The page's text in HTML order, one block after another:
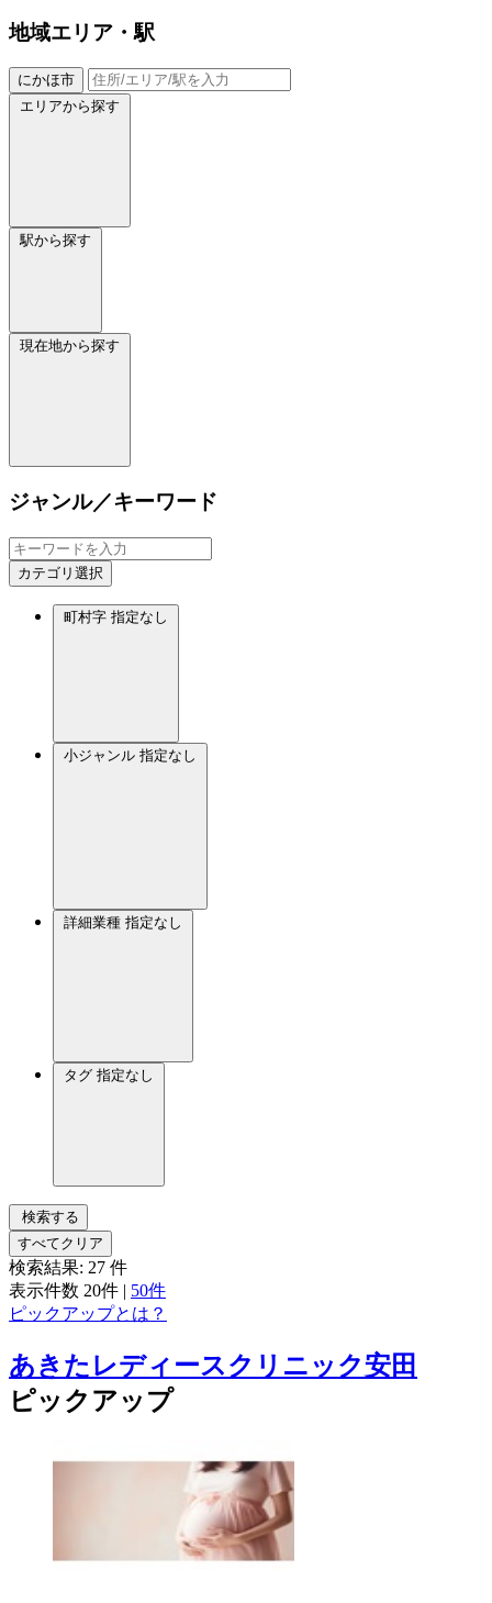
地域エリア・駅
にかほ市
エリアから探す
駅から探す
現在地から探す
ジャンル／キーワード
カテゴリ選択
町村字 指定なし
小ジャンル 指定なし
詳細業種 指定なし
タグ 指定なし
検索する
すべてクリア
検索結果: 27 件
表示件数 20件 | 50件
ピックアップとは？
あきたレディースクリニック安田
ピックアップ